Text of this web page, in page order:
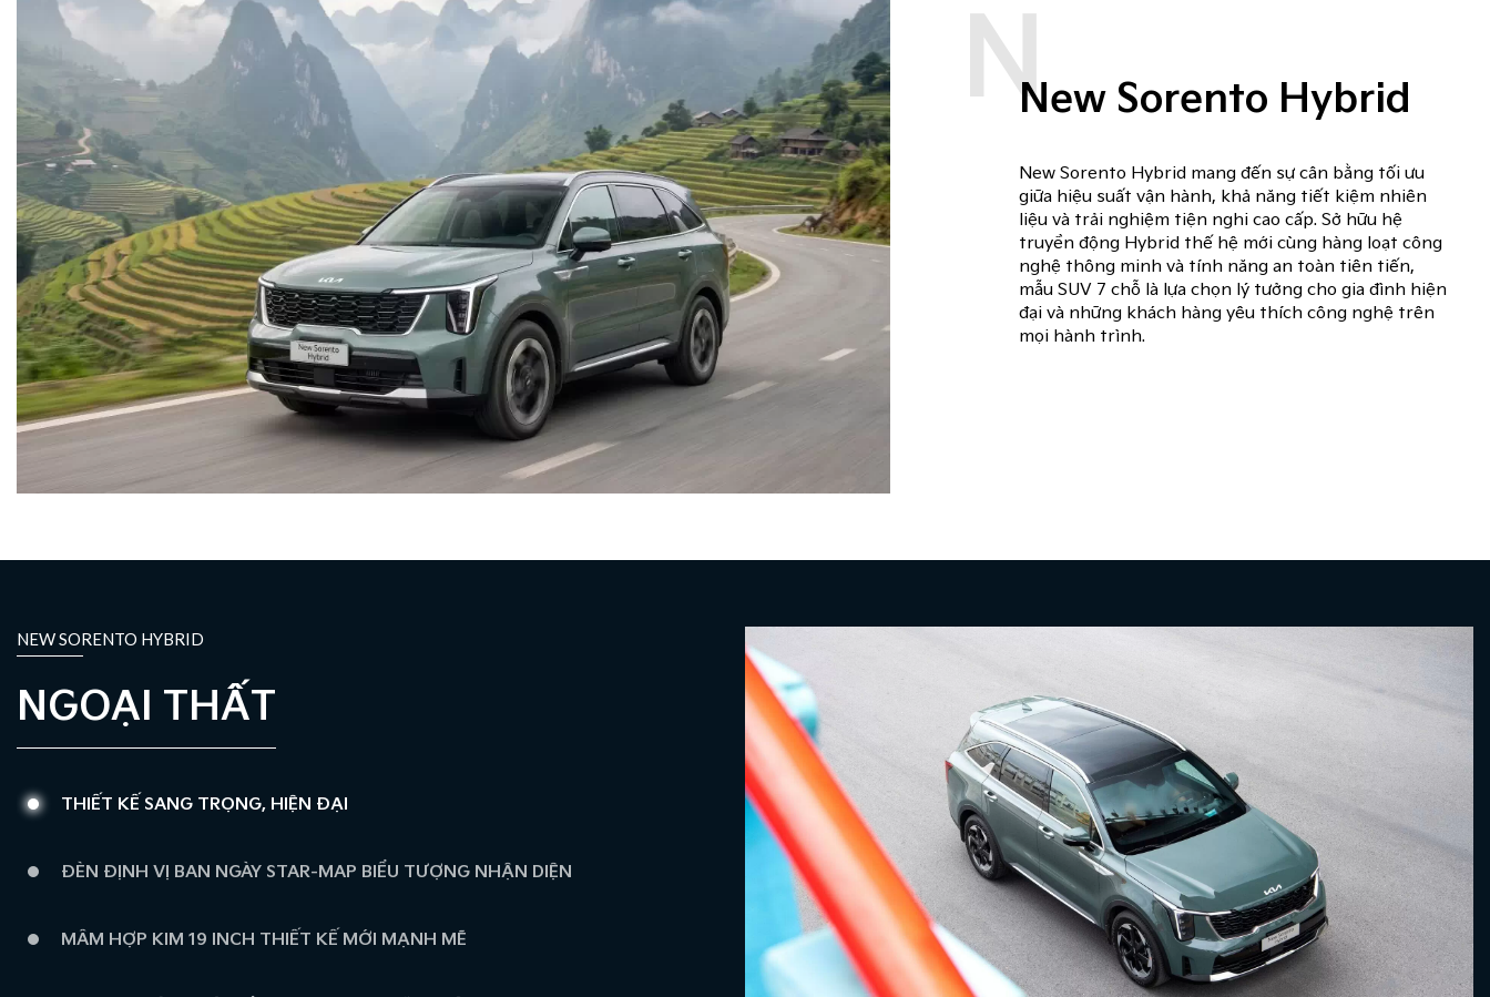
NNew Sorento Hybrid
New Sorento Hybrid mang đến sự cân bằng tối ưu
giữa hiệu suất vận hành, khả năng tiết kiệm nhiên
liệu và trải nghiệm tiện nghi cao cấp. Sở hữu hệ
truyền động Hybrid thế hệ mới cùng hàng loạt công
nghệ thông minh và tính năng an toàn tiên tiến,
mẫu SUV 7 chỗ là lựa chọn lý tưởng cho gia đình hiện
đại và những khách hàng yêu thích công nghệ trên
mọi hành trình.
NEW SORENTO HYBRID
NGOẠI THẤT
THIẾT KẾ SANG TRỌNG, HIỆN ĐẠI
ĐÈN ĐỊNH VỊ BAN NGÀY STAR-MAP BIỂU TƯỢNG NHẬN DIỆN
MÂM HỢP KIM 19 INCH THIẾT KẾ MỚI MẠNH MẼ